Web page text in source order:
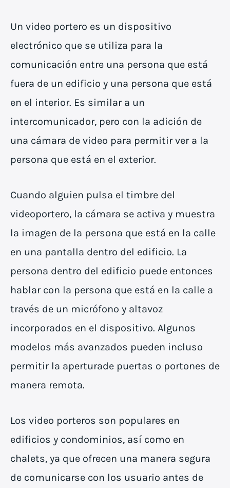
Un video portero es un dispositivo
electrónico que se utiliza para la
comunicación entre una persona que está
fuera de un edificio y una persona que está
en el interior. Es similar a un
intercomunicador, pero con la adición de
una cámara de video para permitir ver a la
persona que está en el exterior.
Cuando alguien pulsa el timbre del
videoportero, la cámara se activa y muestra
la imagen de la persona que está en la calle
en una pantalla dentro del edificio. La
persona dentro del edificio puede entonces
hablar con la persona que está en la calle a
través de un micrófono y altavoz
incorporados en el dispositivo. Algunos
modelos más avanzados pueden incluso
permitir la aperturade puertas o portones de
manera remota.
Los video porteros son populares en
edificios y condominios, así como en
chalets, ya que ofrecen una manera segura
de comunicarse con los usuario antes de